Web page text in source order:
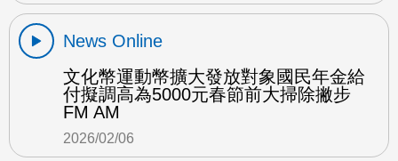
News Online
文化幣運動幣擴大發放對象國民年金給
付擬調高為5000元春節前大掃除撇步
FM AM
2026/02/06